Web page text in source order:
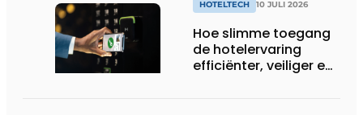
HOTELTECH 10 JULI 2026
Hoe slimme toegang
de hotelervaring
efficiënter, veiliger en